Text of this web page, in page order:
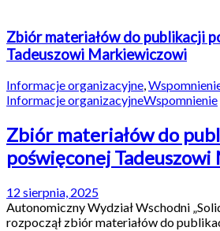
Zbiór materiałów do publikacji
Tadeuszowi Markiewiczowi
Informacje organizacyjne,
Informacje organizacyjneWspomnienie
Zbiór materiałów do
poświęconej
12 sierpnia, 2025
Autonomiczny Wydział Wschodni
rozpoczął zbiór materiałów do